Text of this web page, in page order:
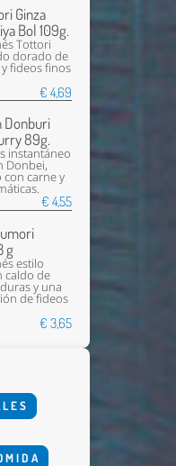
Ginza
Bol 109g.
Tottori
dorado de
fideos finos
€ 4,69
Donburi
89g.
instantáneo
Donbei,
con carne y
€ 4,55
g
estilo
caldo de
y una
de fideos
€ 3,65